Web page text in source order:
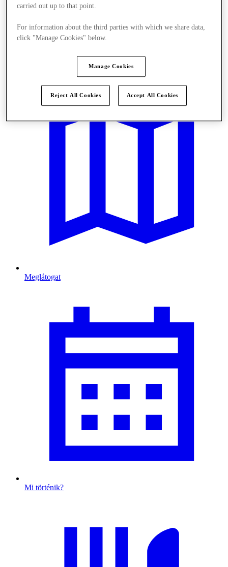
Meglátogat
Mi történik?
carried out up to that point.
For information about the third parties with which we share data,
click "Manage Cookies" below.
Manage Cookies
Reject All Cookies Accept All Cookies